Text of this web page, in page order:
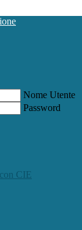
Nome Utente
Password
CIE